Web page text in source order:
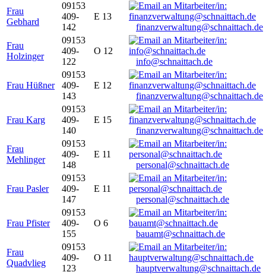
Frau
Gebhard
09153
409-
142
E 13
finanzverwaltung@schnaittach.de
Frau
Holzinger
09153
409-
122
O 12
info@schnaittach.de
Frau Hüßner
09153
409-
143
E 12
finanzverwaltung@schnaittach.de
Frau Karg
09153
409-
140
E 15
finanzverwaltung@schnaittach.de
Frau
Mehlinger
09153
409-
148
E 11
personal@schnaittach.de
Frau Pasler
09153
409-
147
E 11
personal@schnaittach.de
Frau Pfister
09153
409-
155
O 6
bauamt@schnaittach.de
Frau
Quadvlieg
09153
409-
123
O 11
hauptverwaltung@schnaittach.de